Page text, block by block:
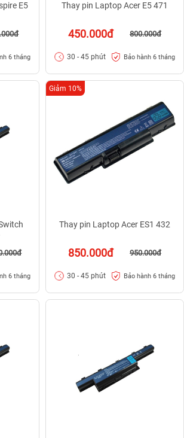
E5
6 tháng
Thay pin Laptop Acer E5 471
450.000đ 800.000đ
30 - 45 phút Bảo hành 6 tháng
6 tháng
Thay pin Laptop Acer ES1 432
850.000đ 950.000đ
Giảm 10%
30 - 45 phút Bảo hành 6 tháng